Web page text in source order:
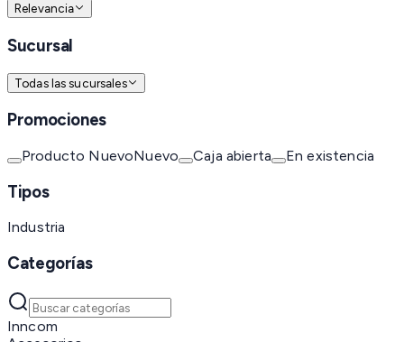
Relevancia
Sucursal
Todas las sucursales
Promociones
Producto NuevoNuevo Caja abierta En existencia
Tipos
Industria
Categorías
Inncom